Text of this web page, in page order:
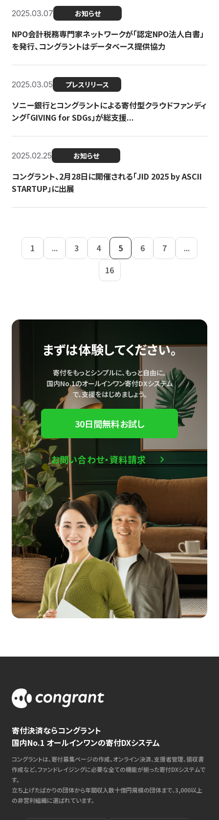
2025.03.07 お知らせ
NPO会計税務専門家ネットワークが「認定NPO法人白書」
を発行、コングラントはデータベース提供協力
2025.03.05 プレスリリース
ソニー銀行とコングラントによる寄付型クラウドファンディ
ング「GIVING for SDGs」が総支援...
2025.02.25 お知らせ
コングラント、2月28日に開催される「JID 2025 by ASCII
STARTUP」に出展
1 ... 3 4 5 6 7
...
16
まずは体験してください。
寄付をもっとシンプルに、もっと自由に。
国内No.1のオールインワン寄付DXシステム
で、支援をはじめましょう。
30日間無料お試し
お問い合わせ・資料請求
寄付決済ならコングラント
国内No.1 オールインワンの寄付DXシステム
コングラントは、寄付募集ページの作成、オンライン決済、支援者管理、領収書
作成など、ファンドレイジングに必要な全ての機能が揃った寄付DXシステムで
す。
立ち上げたばかりの団体から年間収入数十億円規模の団体まで、3,000以上
の非営利組織に選ばれています。